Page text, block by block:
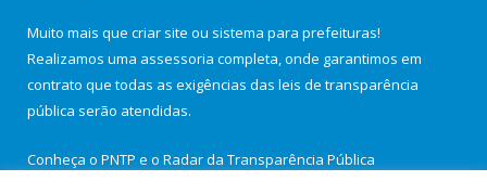
Muito mais que criar site ou sistema para prefeituras!
Realizamos uma assessoria completa, onde garantimos em
contrato que todas as exigências das leis de transparência
pública serão atendidas.
Conheça o PNTP e o Radar da Transparência Pública